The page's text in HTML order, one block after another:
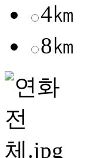
4㎞
8㎞